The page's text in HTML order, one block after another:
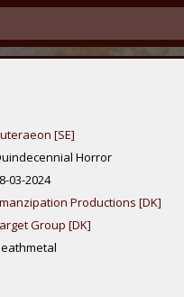
[SE]
Horror
03-2024
Productions [DK]
Group [DK]